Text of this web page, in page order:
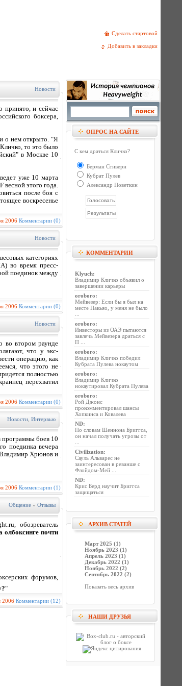
Сделать стартовой
Добавить в закладки
Новости
принято, и сейчас
боксера,
о нем открыто. "Я
то это было
в Москве 10
уже 10 марта
весной этого года.
после боя с
воскресенье
2006 Комментарии (0)
Новости
категориях
во время пресс-
поединок между
2006 Комментарии (0)
Новости
во втором раунде
что у экс-
операцию, как
что этого не
полностью
перехватил
2006 Комментарии (0)
Новости Интервью
программы боев 10
поединка вечера
Владимир Хрюнов и
2006 Комментарии (1)
Общение » Отзывы
обозреватель
олбоксинге почти
форумов,
"
2006 Комментарии (12)
ОПРОС НА САЙТЕ
С кем драться Кличко?
Берман Стиверн
Кубрат Пулев
Александр Поветкин
КОММЕНТАРИИ
Klyuch:
Владимир Кличко объявил о
завершении карьеры
oroboro:
Мейвезер: Если бы я был на
месте Пакьяо, у меня не было
oroboro:
Инвесторы из ОАЭ пытаются
завлечь Мейвезера драться с
П ...
oroboro:
Владимир Кличко победил
Кубрата Пулева нокаутом
oroboro:
Владимир Кличко
нокаутировал Кубрата Пулева
oroboro:
Рой Джонс
прокомментировал шансы
Хопкинса и Ковалева
ND:
По словам Шеннона Бриггса,
он начал получать угрозы от
Civilization:
Сауль Альварес не
заинтересован в реванше с
Флойдом-Мей ...
ND:
Крис Берд научит Бриггса
защищаться
АРХИВ СТАТЕЙ
Март 2025 (1)
Ноябрь 2023 (1)
Апрель 2023 (1)
Декабрь 2022 (1)
Ноябрь 2022 (2)
Сентябрь 2022 (2)
Показать весь архив
НАШИ ДРУЗЬЯ